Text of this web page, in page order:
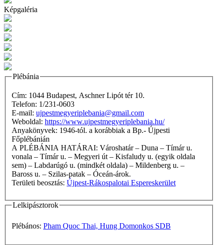
Képgaléria
Plébánia
Cím: 1044 Budapest, Aschner Lipót tér 10.
Telefon: 1/231-0603
E-mail: ujpestmegyeriplebania@gmail.com
Weboldal: https://www.ujpestmegyeriplebania.hu/
Anyakönyvek: 1946-tól. a korábbiak a Bp.- Újpesti
Főplébánián
A PLÉBÁNIA HATÁRAI: Városhatár – Duna – Tímár u.
vonala – Tímár u. – Megyeri út – Kisfaludy u. (egyik oldala
sem) – Labdarúgó u. (mindkét oldala) – Mildenberg u. –
Baross u. – Szilas-patak – Óceán-árok.
Területi beosztás: Újpest-Rákospalotai Espereskerület
Lelkipásztorok
Plébános: Pham Quoc Thai, Hung Domonkos SDB